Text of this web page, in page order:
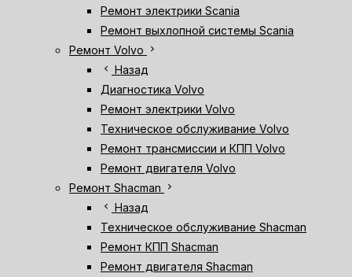
Ремонт электрики Scania
Ремонт выхлопной системы Scania
Ремонт Volvo
chevron_right
chevron_left Назад
Диагностика Volvo
Ремонт электрики Volvo
Техническое обслуживание Volvo
Ремонт трансмиссии и КПП Volvo
Ремонт двигателя Volvo
Ремонт Shacman
chevron_right
chevron_left Назад
Техническое обслуживание Shacman
Ремонт КПП Shacman
Ремонт двигателя Shacman